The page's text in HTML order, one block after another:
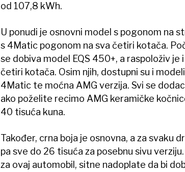
od 107,8 kWh.
U ponudi je osnovni model s pogonom na
s 4Matic pogonom na sva četiri kotača.
se dobiva model EQS 450+, a raspoloživ
četiri kotača. Osim njih, dostupni su i
4Matic te moćna AMG verzija. Svi se
ako poželite recimo AMG keramičke
40 tisuća kuna.
Također, crna boja je osnovna, a za svaku
pa sve do 26 tisuća za posebnu sivu
za ovaj automobil, sitne nadoplate da bi